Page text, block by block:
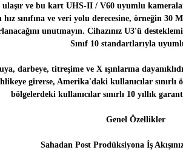
ulaşır ve bu kart UHS-II / V60 uyumlu
sınıfına ve veri yolu derecesine, örneğin
unutmayın. Cihazınız U3'ü
Sınıf 10 standartlarıyla
darbeye, titreşime ve X ışınlarına
girerse, Amerika'daki kullanıcılar
bölgelerdeki kullanıcılar sınırlı 10 yıllık
Genel Özellikler
Sahadan Post Prodüksiyona İş